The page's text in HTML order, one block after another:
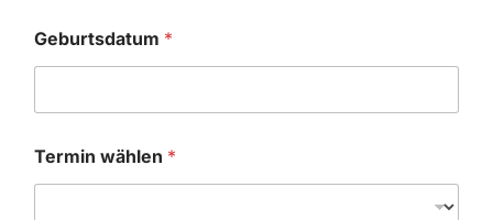
Geburtsdatum *
Termin wählen *